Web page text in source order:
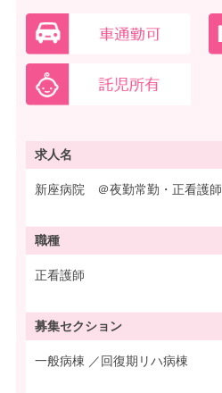
求人名
新座病院 ＠夜勤常勤・正看護師
職種
正看護師
募集セクション
一般病棟 ／回復期リハ病棟